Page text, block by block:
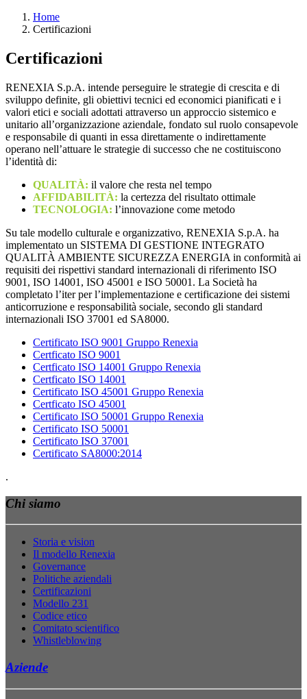
Home
Certificazioni
Certificazioni
RENEXIA S.p.A. intende perseguire le strategie di crescita e di
sviluppo definite, gli obiettivi tecnici ed economici pianificati e i
valori etici e sociali adottati attraverso un approccio sistemico e
unitario all’organizzazione aziendale, fondato sul ruolo consapevole
e responsabile di quanti in essa direttamente o indirettamente
operano nell’attuare le strategie di successo che ne costituiscono
l’identità di:
QUALITÀ: il valore che resta nel tempo
AFFIDABILITÀ: la certezza del risultato ottimale
TECNOLOGIA: l’innovazione come metodo
Su tale modello culturale e organizzativo, RENEXIA S.p.A. ha
implementato un SISTEMA DI GESTIONE INTEGRATO
QUALITÀ AMBIENTE SICUREZZA ENERGIA in conformità ai
requisiti dei rispettivi standard internazionali di riferimento ISO
9001, ISO 14001, ISO 45001 e ISO 50001. La Società ha
completato l’iter per l’implementazione e certificazione dei sistemi
anticorruzione e responsabilità sociale, secondo gli standard
internazionali ISO 37001 ed SA8000.
Certificato ISO 9001 Gruppo Renexia
Certficato ISO 9001
Certficato ISO 14001 Gruppo Renexia
Certficato ISO 14001
Certificato ISO 45001 Gruppo Renexia
Certficato ISO 45001
Certificato ISO 50001 Gruppo Renexia
Certificato ISO 50001
Certificato ISO 37001
Certificato SA8000:2014
.
Chi siamo
Storia e vision
Il modello Renexia
Governance
Politiche aziendali
Certificazioni
Modello 231
Codice etico
Comitato scientifico
Whistleblowing
Aziende